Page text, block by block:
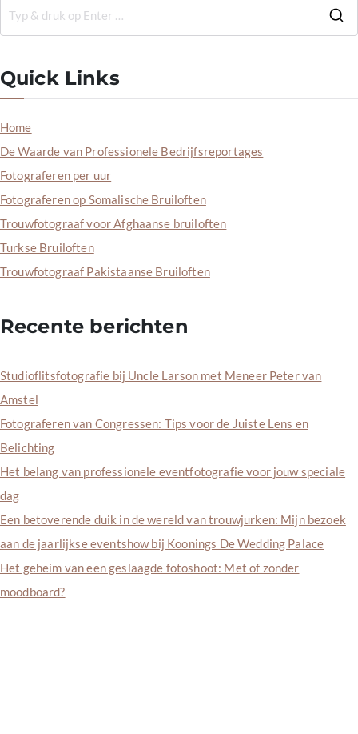
Quick Links
Home
De Waarde van Professionele Bedrijfsreportages
Fotograferen per uur
Fotograferen op Somalische Bruiloften
Trouwfotograaf voor Afghaanse bruiloften
Turkse Bruiloften
Trouwfotograaf Pakistaanse Bruiloften
Recente berichten
Studioflitsfotografie bij Uncle Larson met Meneer Peter van
Amstel
Fotograferen van Congressen: Tips voor de Juiste Lens en
Belichting
Het belang van professionele eventfotografie voor jouw speciale
dag
Een betoverende duik in de wereld van trouwjurken: Mijn bezoek
aan de jaarlijkse eventshow bij Koonings De Wedding Palace
Het geheim van een geslaagde fotoshoot: Met of zonder
moodboard?